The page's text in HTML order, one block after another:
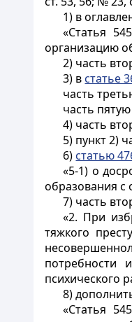
1) в
«Статья
организацию
2) часть
3) в статье
часть
часть
4) часть
5) пункт 2)
6) статью
«5-1) о
образования с
7) часть
«2. При
тяжкого
потребности
психического
8)
«Статья